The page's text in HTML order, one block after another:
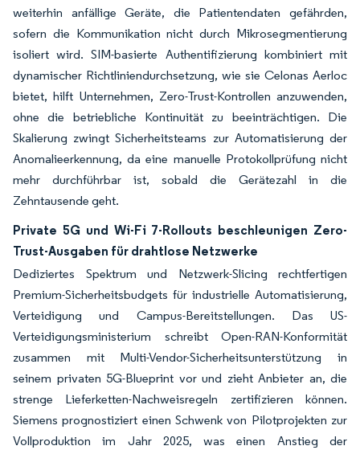
weiterhin anfällige Geräte, die Patientendaten gefährden,
sofern die Kommunikation nicht durch Mikrosegmentierung
isoliert wird. SIM-basierte Authentifizierung kombiniert mit
dynamischer Richtliniendurchsetzung, wie sie Celonas Aerloc
bietet, hilft Unternehmen, Zero-Trust-Kontrollen anzuwenden,
ohne die betriebliche Kontinuität zu beeinträchtigen. Die
Skalierung zwingt Sicherheitsteams zur Automatisierung der
Anomalieerkennung, da eine manuelle Protokollprüfung nicht
mehr durchführbar ist, sobald die Gerätezahl in die
Zehntausende geht.
Private 5G und Wi-Fi 7-Rollouts beschleunigen Zero-
Trust-Ausgaben für drahtlose Netzwerke
Dediziertes Spektrum und Netzwerk-Slicing rechtfertigen
Premium-Sicherheitsbudgets für industrielle Automatisierung,
Verteidigung und Campus-Bereitstellungen. Das US-
Verteidigungsministerium schreibt Open-RAN-Konformität
zusammen mit Multi-Vendor-Sicherheitsunterstützung in
seinem privaten 5G-Blueprint vor und zieht Anbieter an, die
strenge Lieferketten-Nachweisregeln zertifizieren können.
Siemens prognostiziert einen Schwenk von Pilotprojekten zur
Vollproduktion im Jahr 2025, was einen Anstieg der